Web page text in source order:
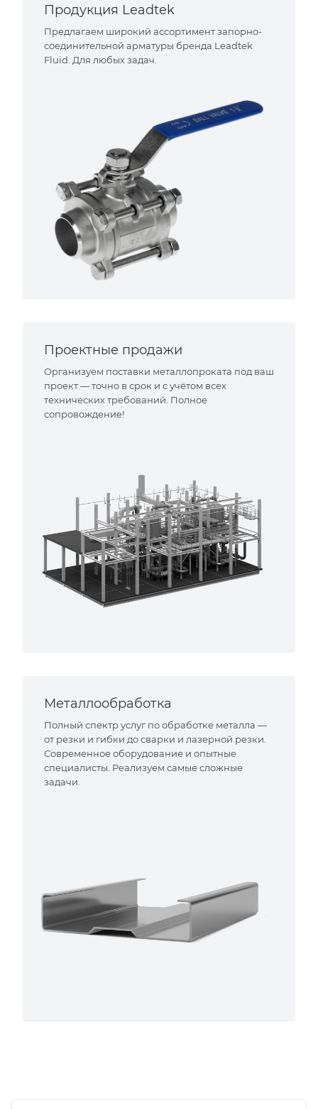
Продукция Leadtek
Предлагаем широкий ассортимент запорно-
соединительной арматуры бренда Leadtek
Fluid. Для любых задач.
Проектные продажи
Организуем поставки металлопроката под ваш
проект — точно в срок и с учётом всех
технических требований. Полное
сопровождение!
Металлообработка
Полный спектр услуг по обработке металла —
от резки и гибки до сварки и лазерной резки.
Современное оборудование и опытные
специалисты. Реализуем самые сложные
задачи.